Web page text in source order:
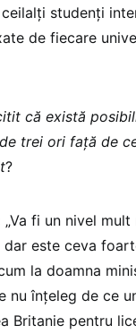
studenți
de fiecare
că există
trei ori față de
?
„Va fi un nivel
dar este ceva
la doamna
nu înțeleg de ce
Britanie pentru